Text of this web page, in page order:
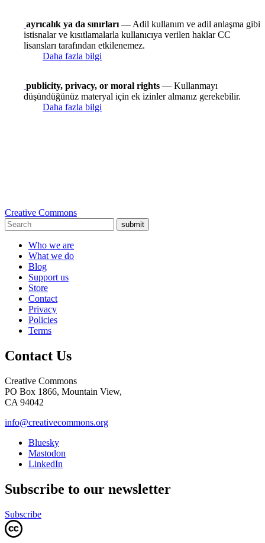
ayrıcalık ya da sınırları — Adil kullanım ve adil anlaşma gibi
istisnalar ve kısıtlamalarla kullanıcıya verilen haklar CC
lisansları tarafından etkilenemez.
Daha fazla bilgi
publicity, privacy, or moral rights — Kullanmayı
düşündüğünüz materyal için ek izinler almanız gerekebilir.
Daha fazla bilgi
Creative Commons
submit
Who we are
What we do
Blog
Support us
Store
Contact
Privacy
Policies
Terms
Contact Us
Creative Commons
PO Box 1866, Mountain View,
CA 94042
info@creativecommons.org
Bluesky
Mastodon
LinkedIn
Subscribe to our newsletter
Subscribe